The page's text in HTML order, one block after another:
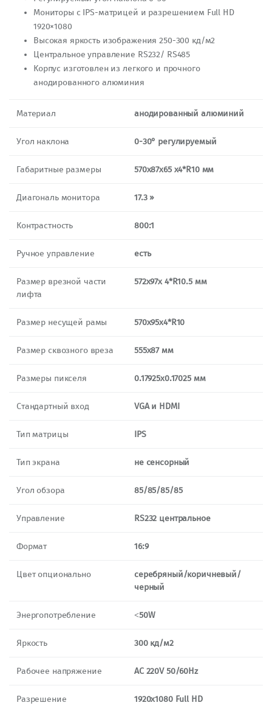
Мониторы с IPS-матрицей и разрешением Full HD
1920×1080
Высокая яркость изображения 250-300 кд/м2
Центральное управление RS232/ RS485
Корпус изготовлен из легкого и прочного
анодированного алюминия
Материал анодированный алюминий
Угол наклона 0-30° регулируемый
Габаритные размеры 570x87x65 x4*R10 мм
Диагональ монитора 17.3 »
Контрастность 800:1
Ручное управление есть
Размер врезной части
лифта
572х97х 4*R10.5 мм
Размер несущей рамы 570х95х4*R10
Размер сквозного вреза 555х87 мм
Размеры пикселя 0.17925х0.17025 мм
Стандартный вход VGA и HDMI
Тип матрицы IPS
Тип экрана не сенсорный
Угол обзора 85/85/85/85
Управление RS232 центральное
Формат 16:9
Цвет опционально
серебряный/коричневый/
черный
Энергопотребление ˂50W
Яркость 300 кд/м2
Рабочее напряжение AC 220V 50/60Hz
Разрешение 1920х1080 Full HD